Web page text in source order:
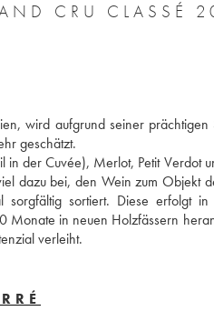
CHÂTEAU
wird aufgrund seiner prächtigen
geschätzt.
der Cuvée), Merlot, Petit Verdot
dazu bei, den Wein zum Objekt
sortiert. Diese erfolgt in
in neuen Holzfässern
verleiht.